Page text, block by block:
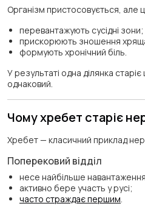
Організм пристосовується, але
перевантажують сусідні зони;
прискорюють зношення
формують хронічний біль.
У результаті одна ділянка
однаковий.
Чому хребет старіє
Хребет — класичний приклад
Поперековий відділ
несе найбільше
активно бере участь у русі;
часто страждає першим